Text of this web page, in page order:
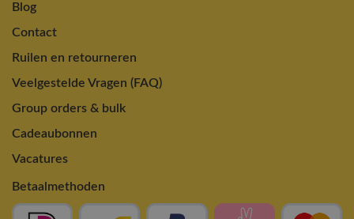
Blog
Contact
Ruilen en retourneren
Veelgestelde Vragen (FAQ)
Group orders & bulk
Cadeaubonnen
Vacatures
Betaalmethoden